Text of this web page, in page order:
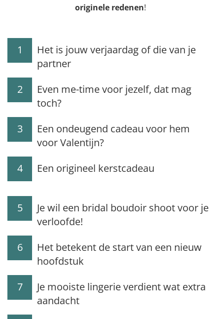
originele redenen!
1
Het is jouw verjaardag of die van je
partner
2
Even me-time voor jezelf, dat mag
toch?
3
Een ondeugend cadeau voor hem
voor Valentijn?
4
Een origineel kerstcadeau
5
Je wil een bridal boudoir shoot voor je
verloofde!
6
Het betekent de start van een nieuw
hoofdstuk
7
Je mooiste lingerie verdient wat extra
aandacht